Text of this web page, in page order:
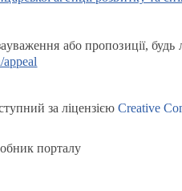
або пропозиції, будь
за ліцензією Creative
порталу